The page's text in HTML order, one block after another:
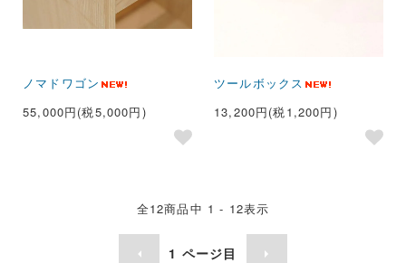
ノマドワゴン
55,000円(税5,000円)
ツールボックス
13,200円(税1,200円)
全12商品中 1 - 12表示
1 ページ目